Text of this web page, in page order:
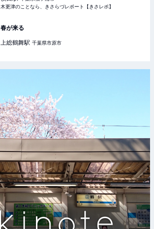
木更津のことなら、きさらづレポート【きさレポ】
春が来る
上総鶴舞駅 千葉県市原市